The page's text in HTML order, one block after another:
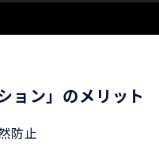
ョン」のメリット
防止